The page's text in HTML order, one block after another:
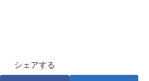
シェアする